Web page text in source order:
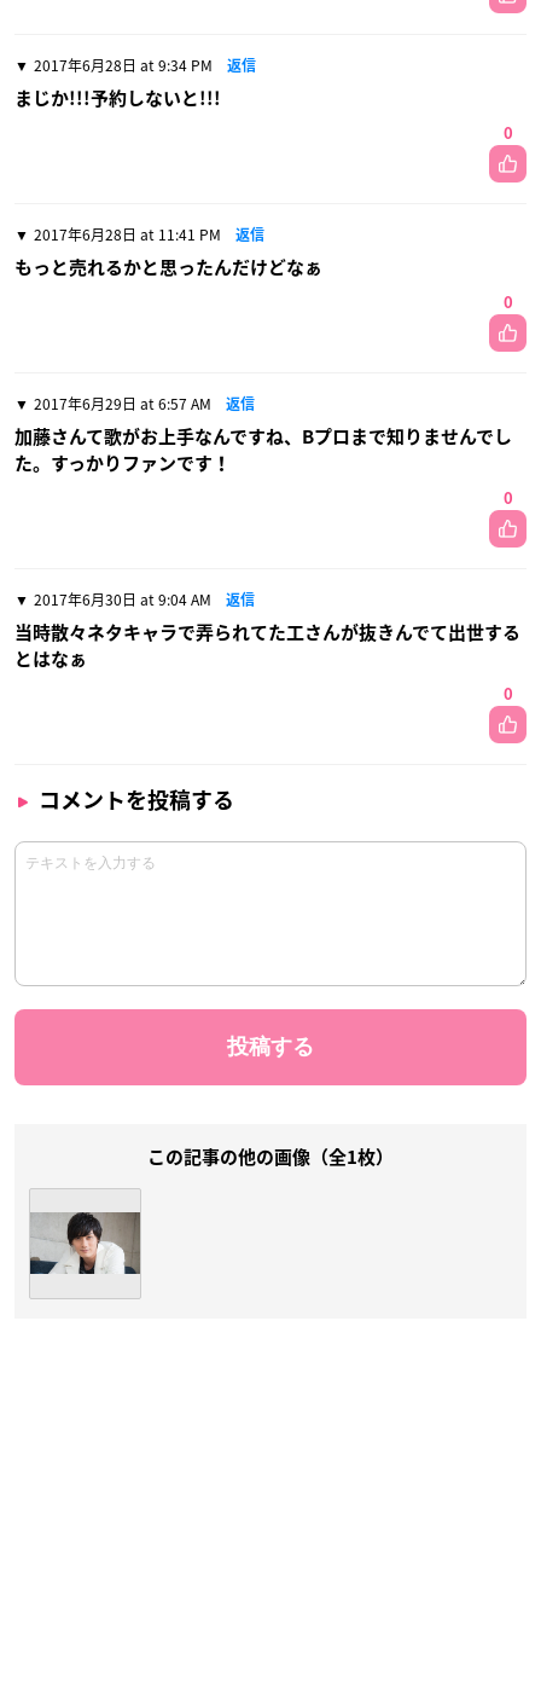
2017年6月28日 at 9:34 PM 返信
まじか!!!予約しないと!!!
0
2017年6月28日 at 11:41 PM 返信
もっと売れるかと思ったんだけどなぁ
0
2017年6月29日 at 6:57 AM 返信
加藤さんて歌がお上手なんですね、Bプロまで知りませんでし
た。すっかりファンです！
0
2017年6月30日 at 9:04 AM 返信
当時散々ネタキャラで弄られてた工さんが抜きんでて出世する
とはなぁ
0
コメントを投稿する
この記事の他の画像（全1枚）